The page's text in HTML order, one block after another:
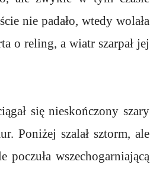
nie padało, wtedy wolała
o reling, a wiatr szarpał jej
się nieskończony szary
Poniżej szalał sztorm, ale
wszechogarniającą